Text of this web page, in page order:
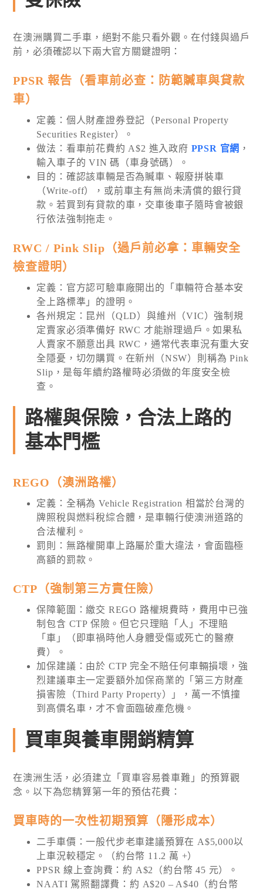
在澳洲購買二手車，絕對不能只看外觀。在付錢與過戶
前，必須確認以下兩大官方關鍵證明：
PPSR 報告（看車前必查：防範贓車與貸款
車）
定義：個人財產證券登記（Personal Property
Securities Register）。
做法：看車前花費約 A$2 進入政府 PPSR 官網 ，
輸入車子的 VIN 碼（車身號碼）。
目的：確認該車輛是否為贓車、報廢拼裝車
（Write-off），或前車主有無尚未清償的銀行貸
款。若買到有貸款的車，交車後車子隨時會被銀
行依法強制拖走。
RWC / Pink Slip（過戶前必拿：車輛安全
檢查證明）
定義：官方認可驗車廠開出的「車輛符合基本安
全上路標準」的證明。
各州規定：昆州（QLD）與維州（VIC）強制規
定賣家必須準備好 RWC 才能辦理過戶。如果私
人賣家不願意出具 RWC，通常代表車況有重大安
全隱憂，切勿購買。在新州（NSW）則稱為 Pink
Slip，是每年續約路權時必須做的年度安全檢
查。
路權與保險，合法上路的
基本門檻
REGO（澳洲路權）
定義：全稱為 Vehicle Registration 相當於台灣的
牌照稅與燃料稅綜合體，是車輛行使澳洲道路的
合法權利。
罰則：無路權開車上路屬於重大違法，會面臨極
高額的罰款。
CTP（強制第三方責任險）
保障範圍：繳交 REGO 路權規費時，費用中已強
制包含 CTP 保險。但它只理賠「人」不理賠
「車」（即車禍時他人身體受傷或死亡的醫療
費）。
加保建議：由於 CTP 完全不賠任何車輛損壞，強
烈建議車主一定要額外加保商業的「第三方財產
損害險（Third Party Property）」，萬一不慎撞
到高價名車，才不會面臨破產危機。
買車與養車開銷精算
在澳洲生活，必須建立「買車容易養車難」的預算觀
念。以下為您精算第一年的預估花費：
買車時的一次性初期預算（隱形成本）
二手車價：一般代步老車建議預算在 A$5,000以
上車況較穩定。（約台幣 11.2 萬 +）
PPSR 線上查詢費：約 A$2（約台幣 45 元）。
NAATI 駕照翻譯費：約 A$20 – A$40（約台幣